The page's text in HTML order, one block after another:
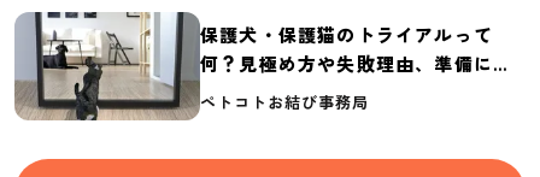
保護犬・保護猫のトライアルって
何？見極め方や失敗理由、準備に必
要なものを紹介
ペトコトお結び事務局